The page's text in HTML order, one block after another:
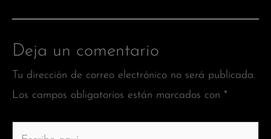
Deja un comentario
Tu dirección de correo electrónico no será publicada.
Los campos obligatorios están marcados con *